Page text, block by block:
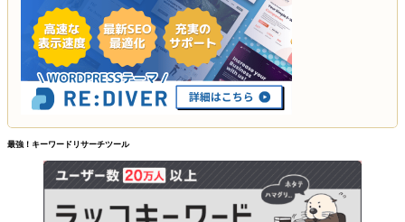
最強！キーワードリサーチツール